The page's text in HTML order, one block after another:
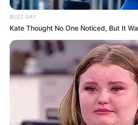
BUZZ DAY
Kate Thought No One Noticed, But It